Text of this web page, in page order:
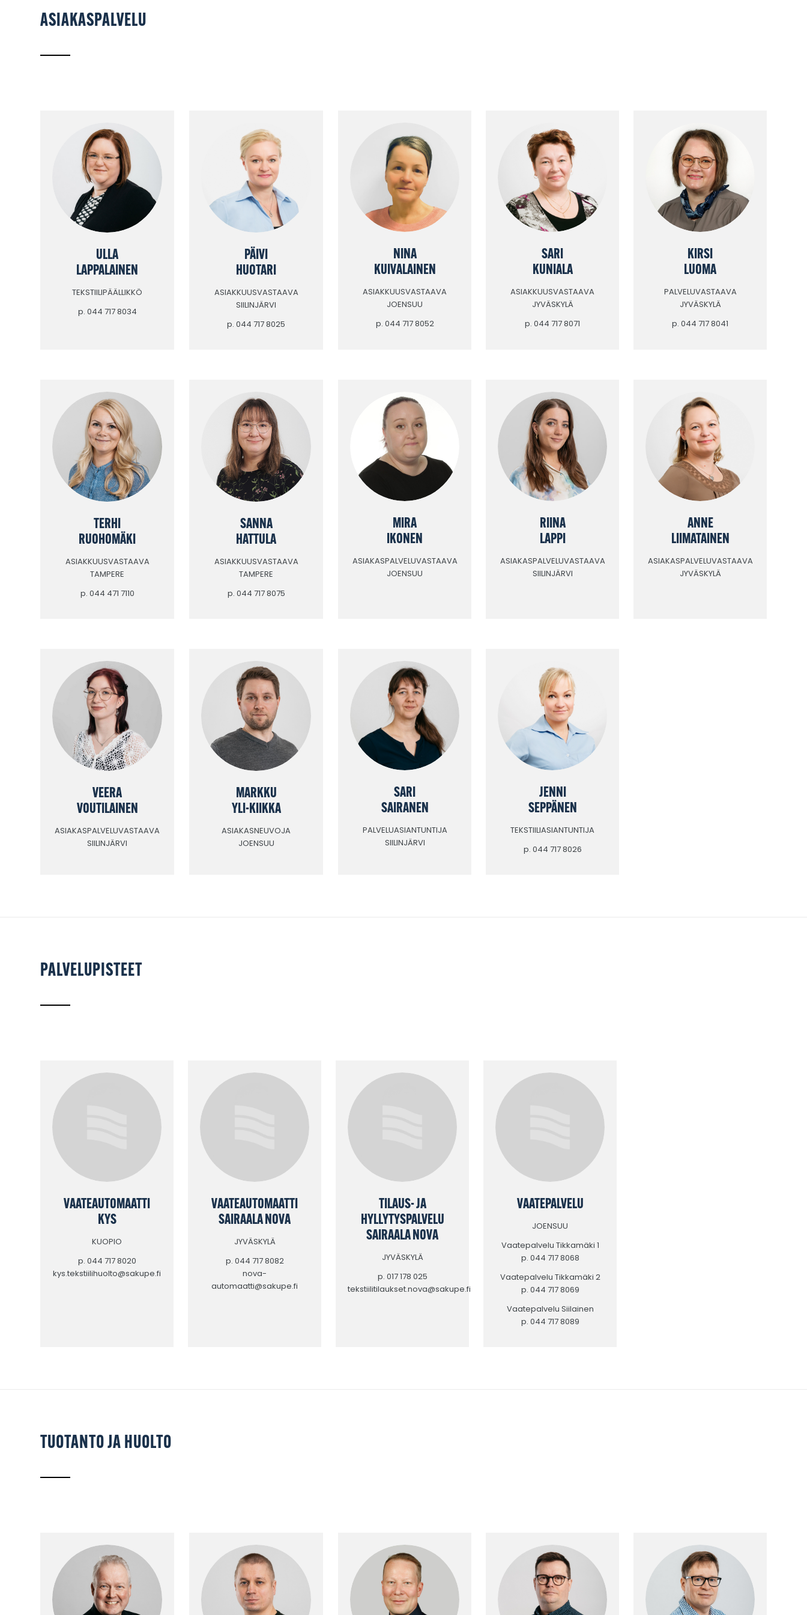
ASIAKASPALVELU
ULLA
LAPPALAINEN
TEKSTIILIPÄÄLLIKKÖ
p. 044 717 8034
PÄIVI
HUOTARI
ASIAKKUUSVASTAAVA
SIILINJÄRVI
p. 044 717 8025
NINA
KUIVALAINEN
ASIAKKUUSVASTAAVA
JOENSUU
p. 044 717 8052
SARI
KUNIALA
ASIAKKUUSVASTAAVA
JYVÄSKYLÄ
p. 044 717 8071
KIRSI
LUOMA
PALVELUVASTAAVA
JYVÄSKYLÄ
p. 044 717 8041
TERHI
RUOHOMÄKI
ASIAKKUUSVASTAAVA
TAMPERE
p. 044 471 7110
SANNA
HATTULA
ASIAKKUUSVASTAAVA
TAMPERE
p. 044 717 8075
MIRA
IKONEN
ASIAKASPALVELUVASTAAVA
JOENSUU
RIINA
LAPPI
ASIAKASPALVELUVASTAAVA
SIILINJÄRVI
ANNE
LIIMATAINEN
ASIAKASPALVELUVASTAAVA
JYVÄSKYLÄ
VEERA
VOUTILAINEN
ASIAKASPALVELUVASTAAVA
SIILINJÄRVI
MARKKU
YLI-KIIKKA
ASIAKASNEUVOJA
JOENSUU
SARI
SAIRANEN
PALVELUASIANTUNTIJA
SIILINJÄRVI
JENNI
SEPPÄNEN
TEKSTIILIASIANTUNTIJA
p. 044 717 8026
PALVELUPISTEET
VAATEAUTOMAATTI
KYS
KUOPIO
p. 044 717 8020
kys.tekstiilihuolto@sakupe.fi
VAATEAUTOMAATTI
SAIRAALA NOVA
JYVÄSKYLÄ
p. 044 717 8082
nova-
automaatti@sakupe.fi
TILAUS- JA
HYLLYTYSPALVELU
SAIRAALA NOVA
JYVÄSKYLÄ
p. 017 178 025
tekstiilitilaukset.nova@sakupe.fi
VAATEPALVELU
JOENSUU
Vaatepalvelu Tikkamäki 1
p. 044 717 8068
Vaatepalvelu Tikkamäki 2
p. 044 717 8069
Vaatepalvelu Siilainen
p. 044 717 8089
TUOTANTO JA HUOLTO